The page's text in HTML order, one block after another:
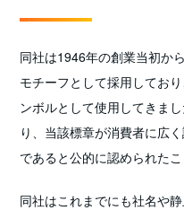
同社は1946年の創業当初か
モチーフとして採用してお
ンボルとして使用してきま
り、当該標章が消費者に広
であると公的に認められたこ
同社はこれまでにも社名や